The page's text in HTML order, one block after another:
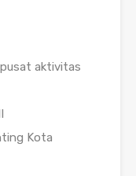
aktivitas
Kota